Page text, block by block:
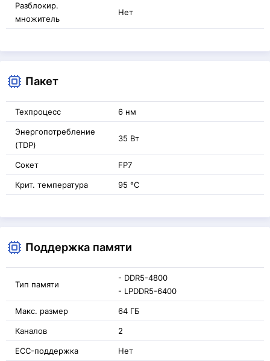
Разблокир.
множитель
Нет
Пакет
Техпроцесс 6 нм
Энергопотребление
(TDP)
35 Вт
Сокет FP7
Крит. температура 95 °C
Поддержка памяти
Тип памяти
- DDR5-4800
- LPDDR5-6400
Макс. размер 64 ГБ
Каналов 2
ECC-поддержка Нет